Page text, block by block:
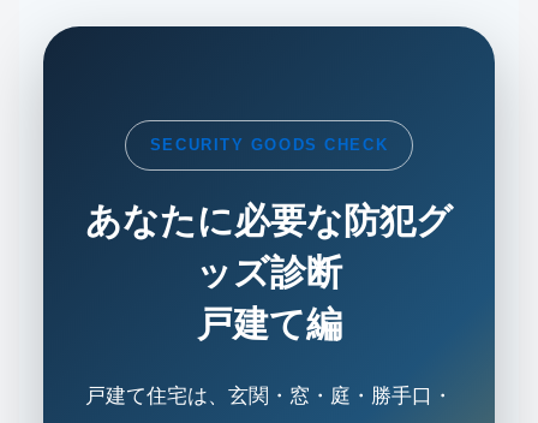
SECURITY GOODS CHECK
あなたに必要な防犯グ
ッズ診断
戸建て編
戸建て住宅は、玄関・窓・庭・勝手口・